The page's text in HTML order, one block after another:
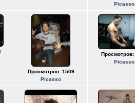
Picasso
Просмотров: 1509
Picasso
Просмотров:
Picasso